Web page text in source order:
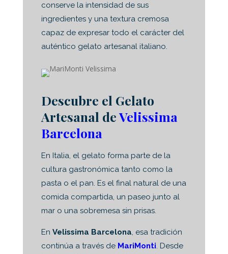
conserve la intensidad de sus
ingredientes y una textura cremosa
capaz de expresar todo el carácter del
auténtico gelato artesanal italiano.
Descubre el Gelato
Artesanal deVelissima
Barcelona
En Italia, el gelato forma parte de la
cultura gastronómica tanto como la
pasta o el pan. Es el final natural de una
comida compartida, un paseo junto al
mar o una sobremesa sin prisas.
En Velissima Barcelona, esa tradición
continúa a través de MariMonti. Desde